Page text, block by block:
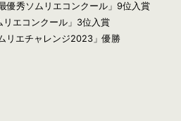
秀ソムリエコンクール」9位入賞
エコンクール」3位入賞
エチャレンジ2023」優勝